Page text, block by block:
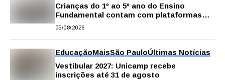
Crianças do 1º ao 5º ano do Ensino
Fundamental contam com plataformas
digitais para apoiar estudos na escola e
05/08/2026
EducaçãoMaisSão PauloÚltimas Notícias
Vestibular 2027: Unicamp recebe
inscrições até 31 de agosto